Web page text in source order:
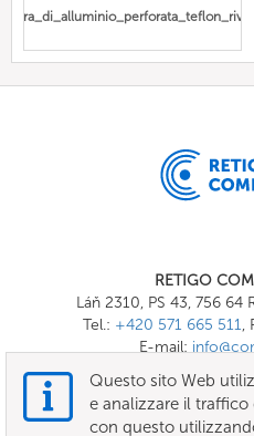
RETIGO
Láň 2310, PS 43, 756
Tel.: +420 571 665 511,
E-mail:
Questo sito Web
e analizzare il
con questo